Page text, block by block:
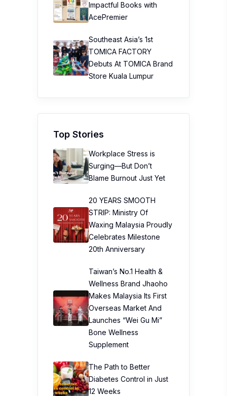
Impactful Books with
AcePremier
Southeast Asia’s 1st
TOMICA FACTORY
Debuts At TOMICA Brand
Store Kuala Lumpur
Top Stories
Workplace Stress is
Surging—But Don’t
Blame Burnout Just Yet
20 YEARS SMOOTH
STRIP: Ministry Of
Waxing Malaysia Proudly
Celebrates Milestone
20th Anniversary
Taiwan’s No.1 Health &
Wellness Brand Jhaoho
Makes Malaysia Its First
Overseas Market And
Launches “Wei Gu Mi”
Bone Wellness
Supplement
The Path to Better
Diabetes Control in Just
12 Weeks